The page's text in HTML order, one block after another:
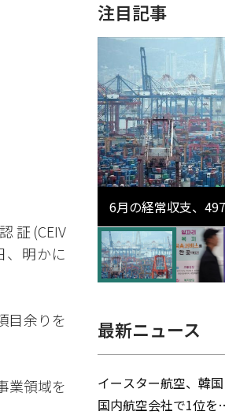
証(CEIV
、明かに
目余りを
業領域を
注目記事
6月の経常収支、
最大」…輸出が初
最新ニュース
イースター航空、韓国
国内航空会社で1位を